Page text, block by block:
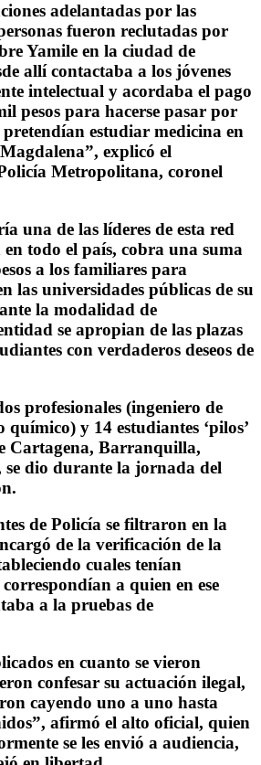
adelantadas por las
fueron reclutadas por
Yamile en la ciudad de
allí contactaba a los jóvenes
intelectual y acordaba el pago
pesos para hacerse pasar por
estudiar medicina en
explicó el
Metropolitana, coronel
una de las líderes de esta red
todo el país, cobra una suma
a los familiares para
las universidades públicas de su
la modalidad de
se apropian de las plazas
con verdaderos deseos de
profesionales (ingeniero de
químico) y 14 estudiantes ‘pilos’
Cartagena, Barranquilla,
se dio durante la jornada del
de Policía se filtraron en la
de la verificación de la
cuales tenían
a quien en ese
a la pruebas de
en cuanto se vieron
confesar su actuación ilegal,
cayendo uno a uno hasta
afirmó el alto oficial, quien
se les envió a audiencia,